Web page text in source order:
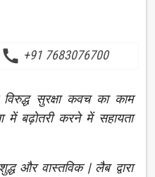
call +91 7683076700
सुरक्षा कवच का काम
में बढ़ोतरी करने में सहायता
और वास्तविक | लैब द्वारा